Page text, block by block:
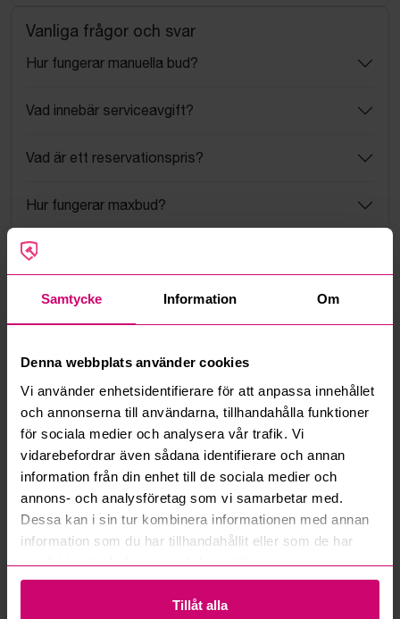
Samtycke Information Om
Denna webbplats använder cookies
Vi använder enhetsidentifierare för att anpassa innehållet
och annonserna till användarna, tillhandahålla funktioner
för sociala medier och analysera vår trafik. Vi
vidarebefordrar även sådana identifierare och annan
information från din enhet till de sociala medier och
annons- och analysföretag som vi samarbetar med.
Dessa kan i sin tur kombinera informationen med annan
information som du har tillhandahållit eller som de har
samlat in när du har använt deras tjänster.
Tillåt alla
Vanliga frågor och svar
Hur fungerar manuella bud?
Vad innebär serviceavgift?
Vad är ett reservationspris?
Hur fungerar maxbud?
Hur fungerar budmotorn?
Kan jag ångra ett bud?
Läs fler frågor och svar
Mer från samma kategori